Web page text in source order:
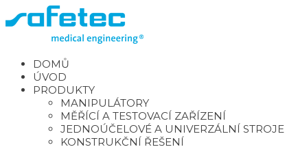
DOMŮ
ÚVOD
PRODUKTY
MANIPULÁTORY
MĚŘÍCÍ A TESTOVACÍ ZAŘÍZENÍ
JEDNOÚČELOVÉ A UNIVERZÁLNÍ STROJE
KONSTRUKČNÍ ŘEŠENÍ